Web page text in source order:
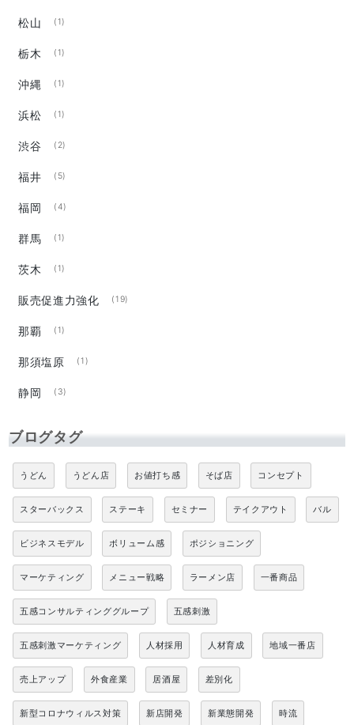
松山 (1)
栃木 (1)
沖縄 (1)
浜松 (1)
渋谷 (2)
福井 (5)
福岡 (4)
群馬 (1)
茨木 (1)
販売促進力強化 (19)
那覇 (1)
那須塩原 (1)
静岡 (3)
ブログタグ
うどん うどん店 お値打ち感 そば店 コンセプト
スターバックス ステーキ セミナー テイクアウト バル
ビジネスモデル ボリューム感 ポジショニング
マーケティング メニュー戦略 ラーメン店 一番商品
五感コンサルティンググループ 五感刺激
五感刺激マーケティング 人材採用 人材育成 地域一番店
売上アップ 外食産業 居酒屋 差別化
新型コロナウィルス対策 新店開発 新業態開発 時流